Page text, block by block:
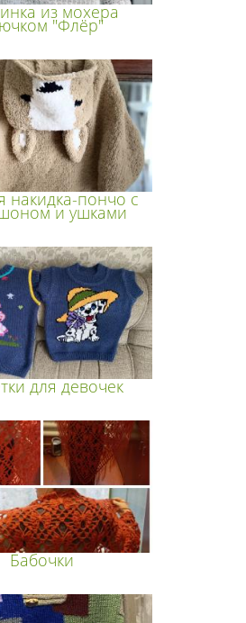
из мохера
"Флёр"
накидка-пончо с
и ушками
для девочек
Бабочки